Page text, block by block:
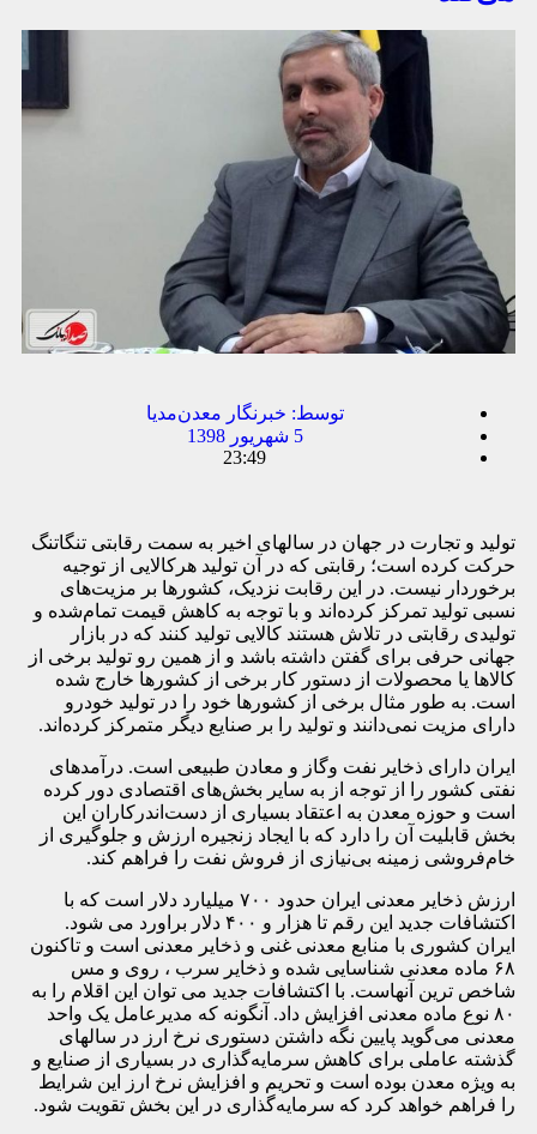
توسط: خبرنگار معدن‌مدیا
5 شهریور 1398
23:49
تولید و تجارت در جهان در سالهای اخیر به سمت رقابتی تنگاتنگ
حرکت کرده است؛ رقابتی که در آن تولید هرکالایی از توجیه
برخوردار نیست. در این رقابت نزدیک، کشورها بر مزیت‌های
نسبی تولید تمرکز کرده‌اند و با توجه به کاهش قیمت تمام‌شده و
تولیدی رقابتی در تلاش هستند کالایی تولید کنند که در بازار
جهانی حرفی برای گفتن داشته باشد و از همین رو تولید برخی از
کالاها یا محصولات از دستور کار برخی از کشورها خارج شده
است. به طور مثال برخی از کشورها خود را در تولید خودرو
دارای مزیت نمی‌دانند و تولید را بر صنایع دیگر متمرکز کرده‌اند.
ایران دارای ذخایر نفت وگاز و معادن طبیعی است. درآمدهای
نفتی کشور را از توجه از به سایر بخش‌های اقتصادی دور کرده
است و حوزه معدن به اعتقاد بسیاری از دست‌اندرکاران این
بخش قابلیت آن را دارد که با ایجاد زنجیره ارزش و جلوگیری از
خام‌فروشی زمینه بی‌نیازی از فروش نفت را فراهم کند.
ارزش ذخایر معدنی ایران حدود ۷۰۰ میلیارد دلار است که با
اکتشافات جدید این رقم تا هزار و ۴۰۰ دلار براورد می شود.
ایران کشوری با منابع معدنی غنی و ذخایر معدنی است و تاکنون
۶۸ ماده معدنی شناسایی شده و ذخایر سرب ، روی و مس
شاخص ترین آنهاست. با اکتشافات جدید می توان این اقلام را به
۸۰ نوع ماده معدنی افزایش داد. آنگونه که مدیرعامل یک واحد
معدنی می‌گوید پایین نگه داشتن دستوری نرخ ارز در سالهای
گذشته عاملی برای کاهش سرمایه‌گذاری در بسیاری از صنایع و
به ویژه معدن بوده است و تحریم و افزایش نرخ ارز این شرایط
را فراهم خواهد کرد که سرمایه‌گذاری در این بخش تقویت شود.